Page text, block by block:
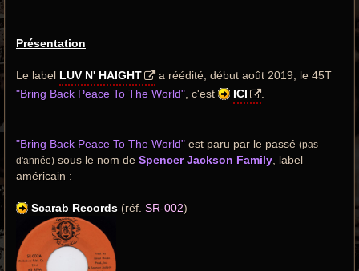
Présentation
Le label LUV N' HAIGHT
a réédité, début août 2019, le 45T
"Bring Back Peace To The World" , c'est ICI
"Bring Back Peace To The World" est paru par le passé (pas
d'année) sous le nom de Spencer Jackson Family, label
américain :
Scarab Records (réf. SR-002)